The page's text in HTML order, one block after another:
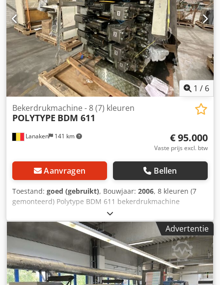
1 / 6
Lanaken 141 km
Bekerdrukmachine - 8 (7) kleuren
POLYTYPE BDM 611
€ 95.000
Vaste prijs excl. btw
Aanvragen Bellen
Toestand: goed (gebruikt), Bouwjaar: 2006, 8 kleuren (7
gemonteerd) Polytype BDM 611 bekerdrukmachine
Dcedpfx Ansn Utdqokjk Inclusief UViterno UV-systeem en
Corona, Arcotec voorbehandeling. * Capaciteit: 36000
bekers/uur * Min. bekerdiameter: 60 mm * Max.
bekerdiameter: 130 mm * Max. bekerhoogte: 160 mm Deze
bekerdrukmachine is reeds gedemonteerd en gereed voor
transport (Locatie: Waalwijk, Nederland)
Advertentie